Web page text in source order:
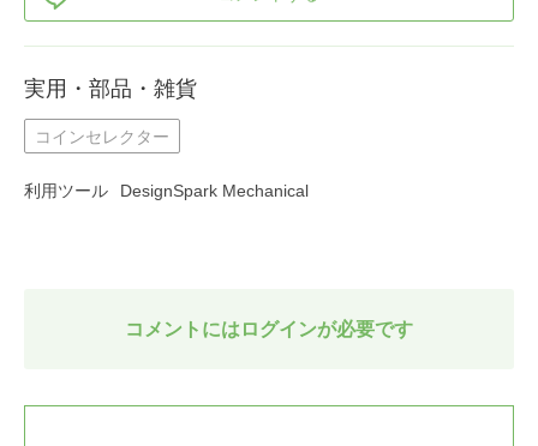
実用・部品・雑貨
コインセレクター
利用ツール DesignSpark Mechanical
コメントにはログインが必要です